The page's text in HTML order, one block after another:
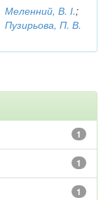
Меленний, В. І.;
Пузирьова, П. В.
1
1
1